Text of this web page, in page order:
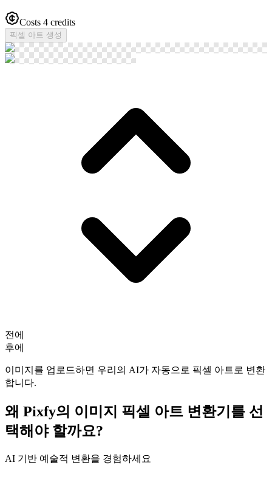
Costs 4 credits
픽셀 아트 생성
전에
후에
이미지를 업로드하면 우리의 AI가 자동으로 픽셀 아트로 변환
합니다.
왜 Pixfy의 이미지 픽셀 아트 변환기를 선
택해야 할까요?
AI 기반 예술적 변환을 경험하세요